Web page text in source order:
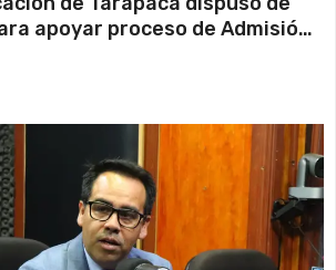
apoyar proceso de Admisión